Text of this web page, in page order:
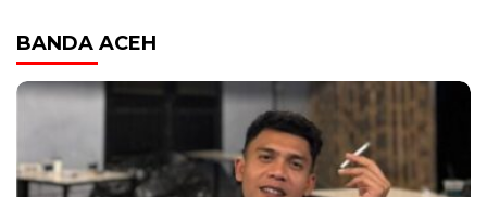
BANDA ACEH